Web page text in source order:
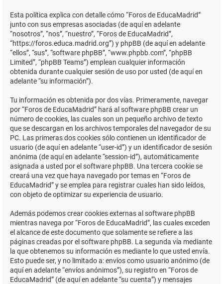
Esta política explica con detalle cómo “Foros de EducaMadrid”
junto con sus empresas asociadas (de aquí en adelante
“nosotros”, “nos”, “nuestro”, “Foros de EducaMadrid”,
“https://foros.educa.madrid.org”) y phpBB (de aquí en adelante
“ellos”, “sus”, “software phpBB”, “www.phpbb.com”, “phpBB
Limited”, “phpBB Teams”) emplean cualquier información
obtenida durante cualquier sesión de uso por usted (de aquí en
adelante “su información”).
Tu información es obtenida por dos vías. Primeramente, navegar
por “Foros de EducaMadrid” hará al software phpBB crear un
número de cookies, las cuales son un pequeño archivo de texto
que se descargan en los archivos temporales del navegador de su
PC. Las primeras dos cookies sólo contienen un identificador de
usuario (de aquí en adelante “user-id”) y un identificador de sesión
anónima (de aquí en adelante “session-id”), automáticamente
asignada a usted por el software phpBB. Una tercera cookie se
creará una vez que haya navegado por temas en “Foros de
EducaMadrid” y se emplea para registrar cuales han sido leídos,
con objeto de optimizar su experiencia de usuario.
Además podemos crear cookies externas al software phpBB
mientras navega por “Foros de EducaMadrid”, las cuales exceden
el alcance de este documento que solamente se refiere a las
páginas creadas por el software phpBB. La segunda vía mediante
la que obtenemos su información es mediante lo que usted envía.
Esto puede ser, y no limitado a: envíos como usuario anónimo (de
aquí en adelante “envíos anónimos”), su registro en “Foros de
EducaMadrid” (de aquí en adelante “su cuenta”) y mensajes